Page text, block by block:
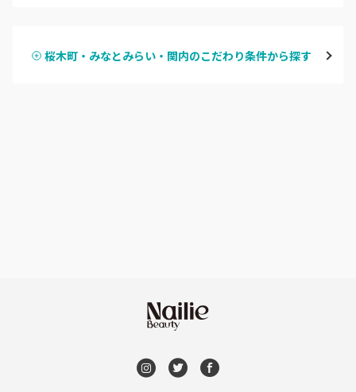
桜木町・みなとみらい・関内
ハンドスカルプ
桜木町・みなとみらい・関内のこだわり条件から探す